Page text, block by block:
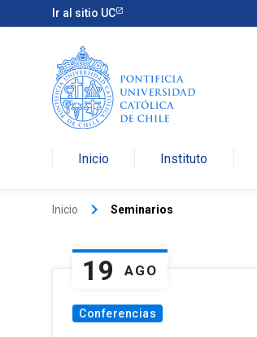
Ir al sitio UC
Inicio Instituto
Inicio keyboard_arrow_right Seminarios
19 AGO
Conferencias